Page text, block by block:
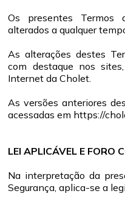
Os presentes Termos
alterados a qualquer
As alterações destes
com destaque nos
Internet da Cholet.
As versões anteriores
acessadas em https://
LEI APLICÁVEL E FORO
Na interpretação da
Segurança, aplica-se a